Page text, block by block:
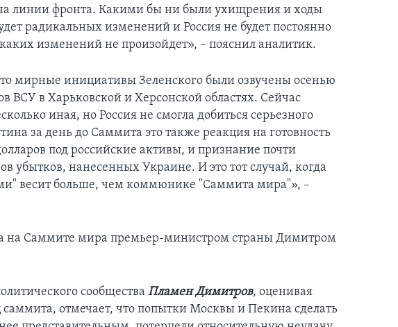
на линии фронта. Какими бы ни были ухищрения и ходы
радикальных изменений и Россия не будет постоянно
изменений не произойдет», – пояснил аналитик.
мирные инициативы Зеленского были озвучены осенью
ВСУ в Харьковской и Херсонской областях. Сейчас
иная, но Россия не смогла добиться серьезного
за день до Саммита это также реакция на готовность
под российские активы, и признание почти
убытков, нанесенных Украине. И это тот случай, когда
весит больше, чем коммюнике "Саммита мира"», –
на Саммите мира премьер-министром страны Димитром
сообществаПламен Димитров, оценивая
саммита, отмечает, что попытки Москвы и Пекина сделать